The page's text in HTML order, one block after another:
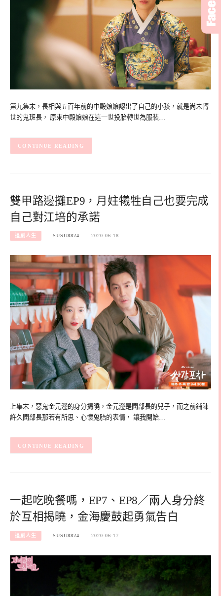
第九集末，長相與五百年前的中殿娘娘認出了自己的小孩，就是尚未轉
世的鬼班長， 原來中殿娘娘在這一世投胎轉世為服裝…
CONTINUE READING
雙甲路邊攤EP9，月妵犧牲自己也要完成
自己對江培的承諾
追劇人生 SUSU8824 2020-06-18
上集末，惡鬼金元瀅的身分揭曉，金元瀅是閻部長的兒子，而之前鋪陳
許久閻部長那若有所思、心懷鬼胎的表情， 讓我開始…
CONTINUE READING
一起吃晚餐嗎，EP7、EP8／兩人身分終
於互相揭曉，金海慶鼓起勇氣告白
追劇人生 SUSU8824 2020-06-17